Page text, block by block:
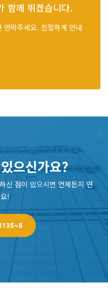
함께 뛰겠습니다.
연락주세요. 친절하게 안내
으신가요?
신 점이 있으시면 언제든지 연
!